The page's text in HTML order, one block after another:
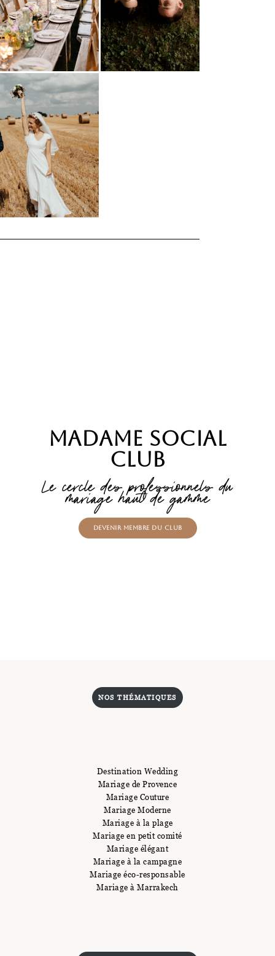
Madame Social
Club
Le cercle des professionnels du
mariage haut de gamme
Devenir membre du Club
NOS THÉMATIQUES
Destination Wedding
Mariage de Provence
Mariage Couture
Mariage Moderne
Mariage à la plage
Mariage en petit comité
Mariage élégant
Mariage à la campagne
Mariage éco-responsable
Mariage à Marrakech